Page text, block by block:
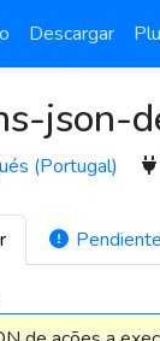
Descargar
json-
(Portugal)
Pendiente